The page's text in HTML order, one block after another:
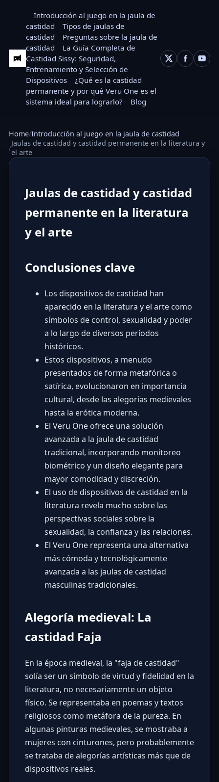
Introducción al juego en la jaula de
castidad
Tipos de jaulas de
castidad
Preguntas sobre la jaula de
castidad
La Guía Completa de
Castidad Sissy: Seguridad,
Entrenamiento y Selección de
Dispositivos
¿Qué es la castidad
permanente y por qué Veru One es el
sistema ideal para lograrlo?
Blog
Home Introducción al juego en la jaula de castidad
Jaulas de castidad y castidad permanente en la literatura y
el arte
Jaulas de castidad y castidad
permanente en la literatura
y el arte
Conclusiones clave
Los dispositivos de castidad han
aparecido en la literatura y el arte como
símbolos de control, sexualidad y poder
a lo largo de diversos períodos
históricos.
Estos dispositivos, a menudo
presentados de forma metafórica o
satírica, evolucionaron en importancia
cultural, desde las alegorías medievales
hasta la erótica moderna.
El Veru One ofrece una solución
avanzada a la jaula de castidad
tradicional, incorporando monitoreo
biométrico y un diseño elegante para
mayor comodidad y discreción.
El uso de dispositivos de castidad en la
literatura revela mucho sobre las
perspectivas sociales sobre la
sexualidad, la confianza y las relaciones.
El Veru One representa una alternativa
más cómoda y tecnológicamente
avanzada a las jaulas de castidad
masculinas tradicionales.
Alegoría medieval: La
castidad Faja
En la época medieval, la "faja de castidad"
solía ser un símbolo de virtud y fidelidad en la
literatura, no necesariamente un objeto
físico. Se representaba en poemas y textos
religiosos como metáfora de la pureza. En
algunas pinturas medievales, se mostraba a
mujeres con cinturones, pero probablemente
se trataba de alegorías artísticas más que de
dispositivos reales.